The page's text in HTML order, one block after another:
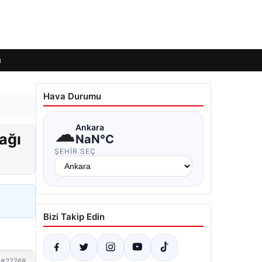
Hava Durumu
☁Ankara
NaN°C
ŞEHIR SEÇ
Bizi Takip Edin